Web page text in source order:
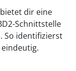
dir eine
Schnittstelle
So identifizierst